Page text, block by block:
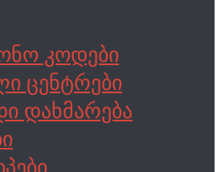
კოდები
ცენტრები
დახმარება